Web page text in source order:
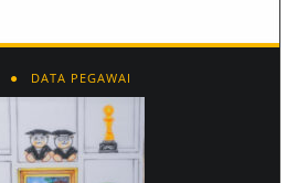
DATA PEGAWAI